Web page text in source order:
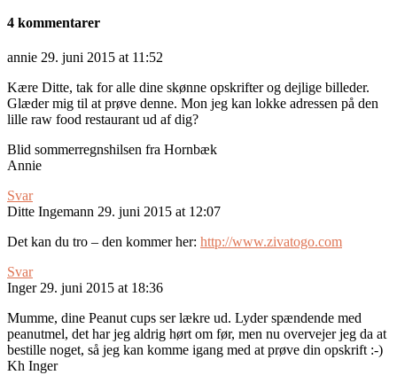
4 kommentarer
annie 29. juni 2015 at 11:52
Kære Ditte, tak for alle dine skønne opskrifter og dejlige billeder.
Glæder mig til at prøve denne. Mon jeg kan lokke adressen på den
lille raw food restaurant ud af dig?
Blid sommerregnshilsen fra Hornbæk
Annie
Svar
Ditte Ingemann 29. juni 2015 at 12:07
Det kan du tro – den kommer her: http://www.zivatogo.com
Svar
Inger 29. juni 2015 at 18:36
Mumme, dine Peanut cups ser lækre ud. Lyder spændende med
peanutmel, det har jeg aldrig hørt om før, men nu overvejer jeg da at
bestille noget, så jeg kan komme igang med at prøve din opskrift :-)
Kh Inger